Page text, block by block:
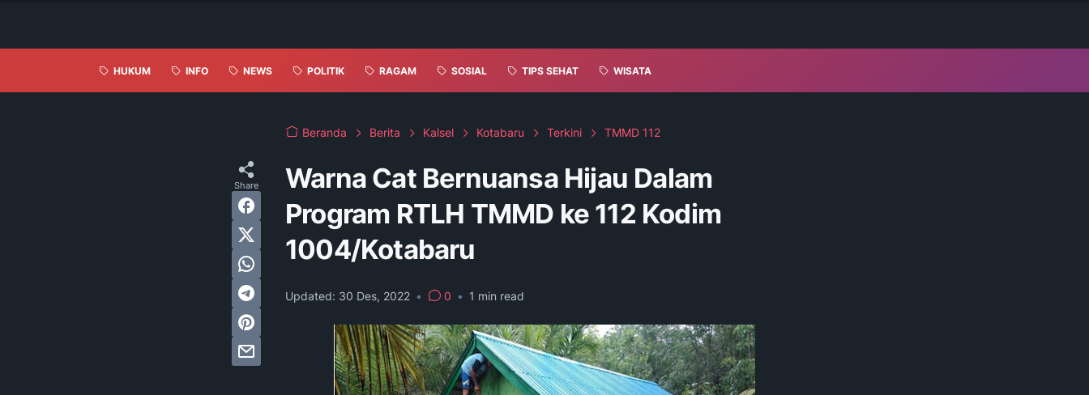
HUKUM INFO NEWS POLITIK RAGAM SOSIAL TIPS SEHAT WISATA
Beranda Berita Kalsel Kotabaru Terkini TMMD 112
Warna Cat Bernuansa Hijau Dalam
Program RTLH TMMD ke 112 Kodim
1004/Kotabaru
Updated: 30 Des, 2022 • 0 • 1 min read